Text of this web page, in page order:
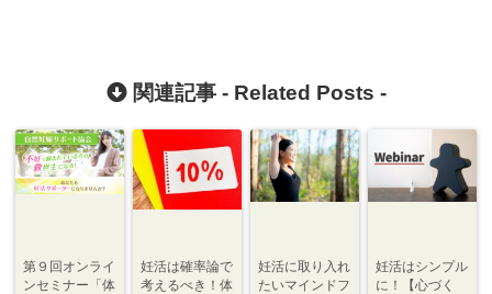
関連記事 - Related Posts -
第９回オンライ
ンセミナー「体
妊活は確率論で
考えるべき！体
妊活に取り入れ
たいマインドフ
妊活はシンプル
に！【心づく